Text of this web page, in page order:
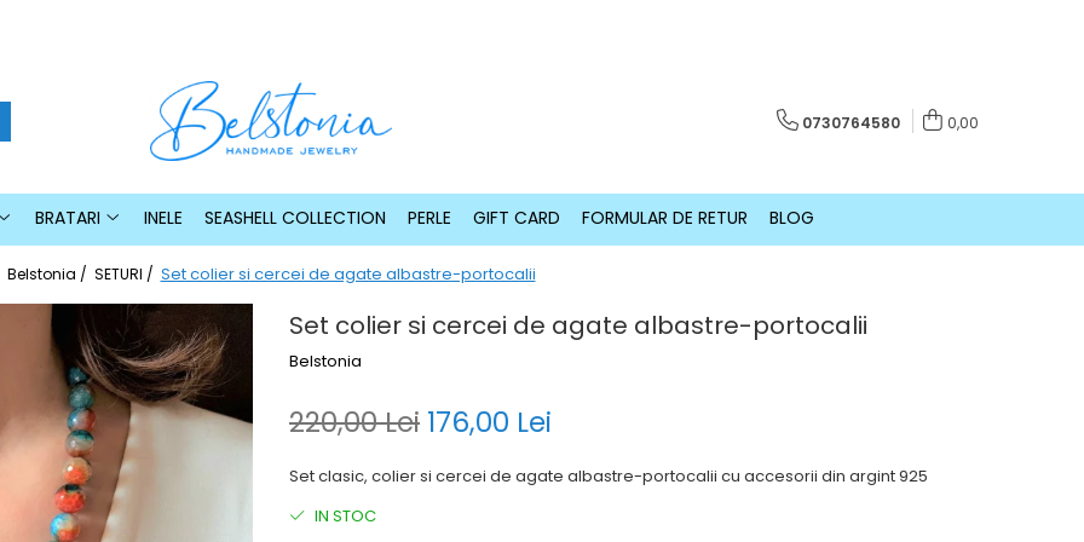
0730764580 0,00
BRATARI INELE SEASHELL COLLECTION PERLE GIFT CARD FORMULAR DE RETUR BLOG
Belstonia / SETURI / Set colier si cercei de agate albastre-portocalii
Set colier si cercei de agate albastre-portocalii
Belstonia
220,00 Lei 176,00 Lei
Set clasic, colier si cercei de agate albastre-portocalii cu accesorii din argint 925
IN STOC